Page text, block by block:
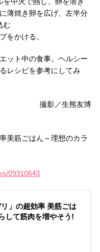
薄焼き卵を広げ、左半分
む
をかける。
ット中の食事。ヘルシー
レシピを参考にしてみ
撮影／生熊友博
美筋ごはん～理想のカラ
09310643
リ」の超効率 美筋ごは
して筋肉を増やそう!